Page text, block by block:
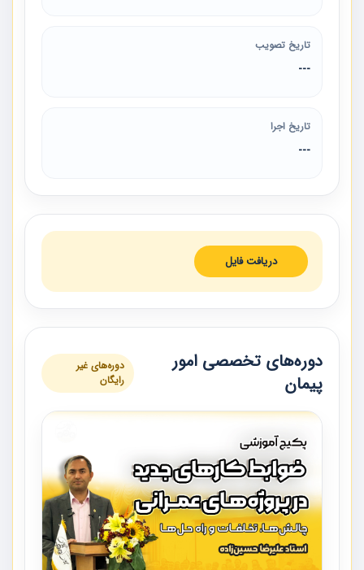
تاریخ تصویب
---
تاریخ اجرا
---
دریافت فایل
دوره‌های تخصصی امور
پیمان
دوره‌های غیر
رایگان